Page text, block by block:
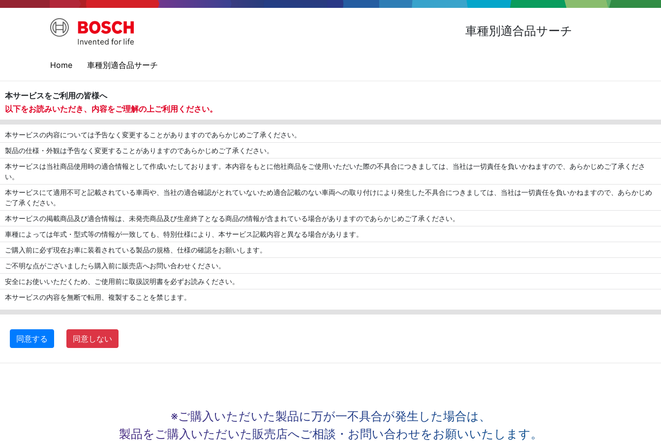
車種別適合品サーチ
Home 車種別適合品サーチ
本サービスをご利用の皆様へ
以下をお読みいただき、内容をご理解の上ご利用ください。
本サービスの内容については予告なく変更することがありますのであらかじめご了承ください。
製品の仕様・外観は予告なく変更することがありますのであらかじめご了承ください。
本サービスは当社商品使用時の適合情報として作成いたしております。本内容をもとに他社商品をご使用いただいた際の不具合につきましては、当社は一切責任を負いかねますので、あらかじめご了承くださ
い。
本サービスにて適用不可と記載されている車両や、当社の適合確認がとれていないため適合記載のない車両への取り付けにより発生した不具合につきましては、当社は一切責任を負いかねますので、あらかじめ
ご了承ください。
本サービスの掲載商品及び適合情報は、未発売商品及び生産終了となる商品の情報が含まれている場合がありますのであらかじめご了承ください。
車種によっては年式・型式等の情報が一致しても、特別仕様により、本サービス記載内容と異なる場合があります。
ご購入前に必ず現在お車に装着されている製品の規格、仕様の確認をお願いします。
ご不明な点がございましたら購入前に販売店へお問い合わせください。
安全にお使いいただくため、ご使用前に取扱説明書を必ずお読みください。
本サービスの内容を無断で転用、複製することを禁じます。
同意する 同意しない
※ご購入いただいた製品に万が一不具合が発生した場合は、
製品をご購入いただいた販売店へご相談・お問い合わせをお願いいたします。